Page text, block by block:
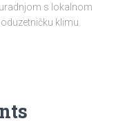
s lokalnom
klimu.